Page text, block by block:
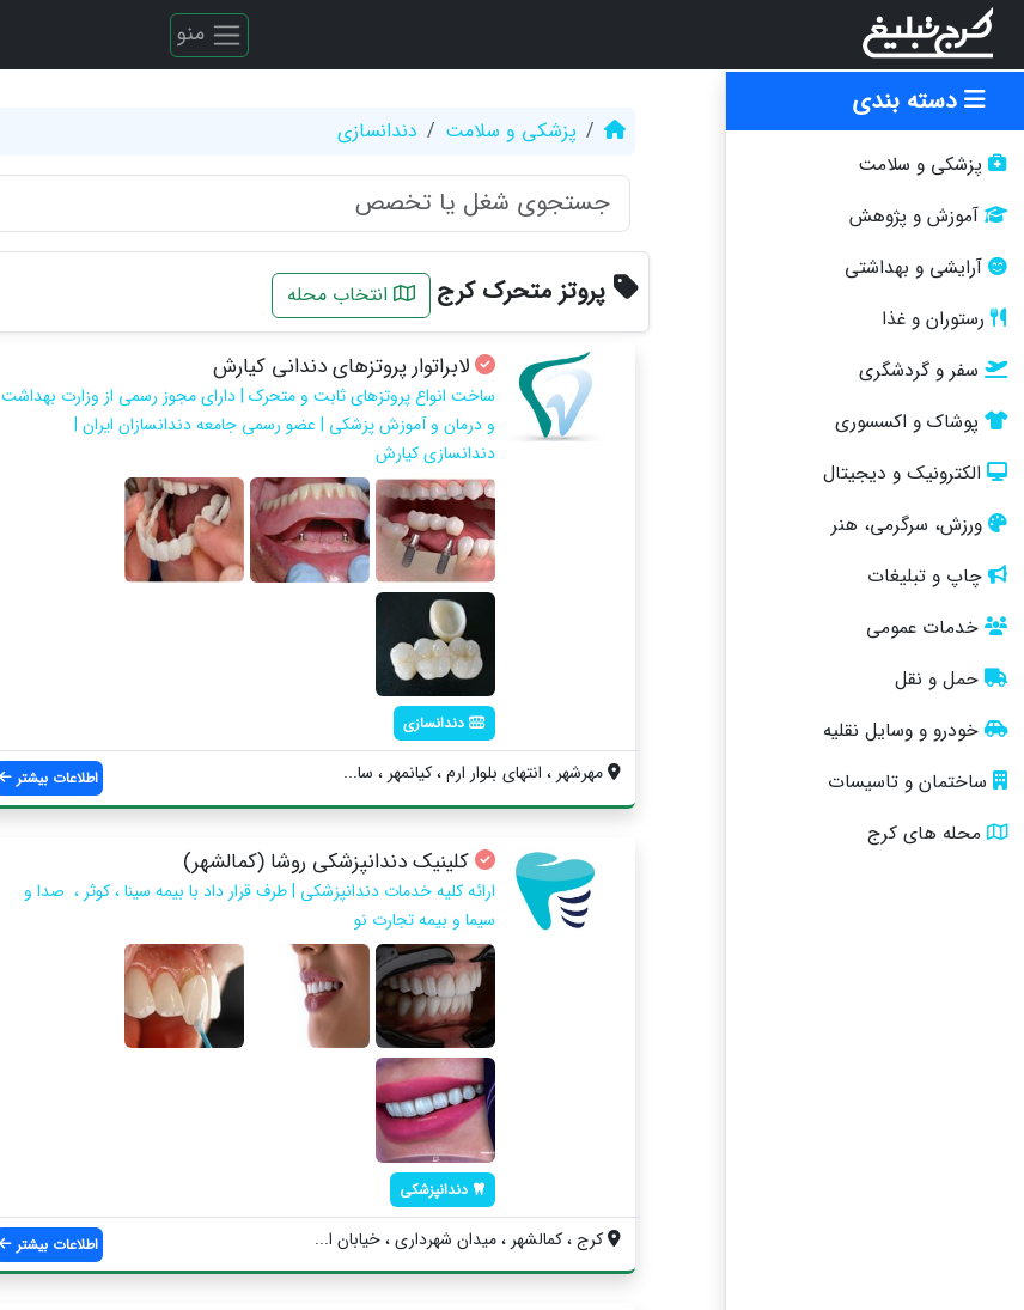
منو
دسته بندی
پزشکی و سلامت
آموزش و پژوهش
آرایشی و بهداشتی
رستوران و غذا
سفر و گردشگری
پوشاک و اکسسوری
الکترونیک و دیجیتال
ورزش، سرگرمی، هنر
چاپ و تبلیغات
خدمات عمومی
حمل و نقل
خودرو و وسایل نقلیه
ساختمان و تاسیسات
محله های کرج
پزشکی و سلامت دندانسازی
پروتز متحرک کرج انتخاب محله
لابراتوار پروتزهای دندانی کیارش
ساخت انواع پروتزهای ثابت و متحرک | دارای مجوز رسمی از وزارت بهداشت
و درمان و آموزش پزشکی | عضو رسمی جامعه دندانسازان ایران |
دندانسازی کیارش
دندانسازی
مهرشهر ، انتهای بلوار ارم ، کیانمهر ، سا... اطلاعات بیشتر
کلینیک دندانپزشکی روشا (کمالشهر)
ارائه کلیه خدمات دندانپزشکی | طرف قرار داد با بیمه سینا ، کوثر ، صدا و
سیما و بیمه تجارت نو
دندانپزشکی
کرج ، کمالشهر ، میدان شهرداری ، خیابان ا... اطلاعات بیشتر